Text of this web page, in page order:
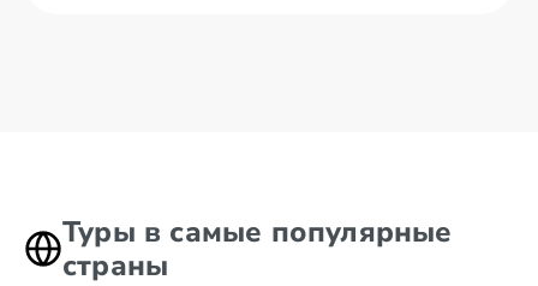
Туры в самые популярные
страны